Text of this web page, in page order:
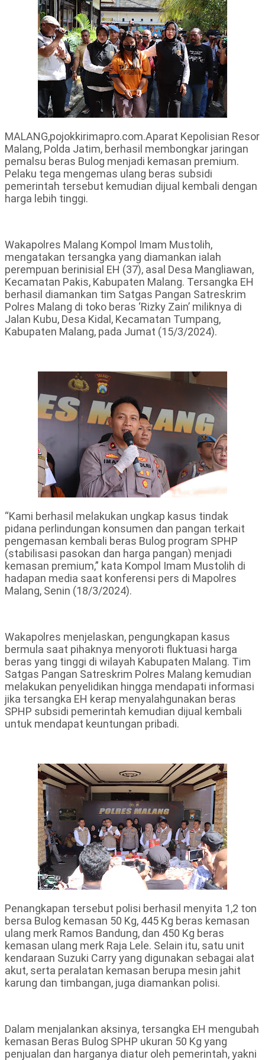
MALANG,pojokkirimapro.com.Aparat Kepolisian Resor
Malang, Polda Jatim, berhasil membongkar jaringan
pemalsu beras Bulog menjadi kemasan premium.
Pelaku tega mengemas ulang beras subsidi
pemerintah tersebut kemudian dijual kembali dengan
harga lebih tinggi.
Wakapolres Malang Kompol Imam Mustolih,
mengatakan tersangka yang diamankan ialah
perempuan berinisial EH (37), asal Desa Mangliawan,
Kecamatan Pakis, Kabupaten Malang. Tersangka EH
berhasil diamankan tim Satgas Pangan Satreskrim
Polres Malang di toko beras ‘Rizky Zain’ miliknya di
Jalan Kubu, Desa Kidal, Kecamatan Tumpang,
Kabupaten Malang, pada Jumat (15/3/2024).
“Kami berhasil melakukan ungkap kasus tindak
pidana perlindungan konsumen dan pangan terkait
pengemasan kembali beras Bulog program SPHP
(stabilisasi pasokan dan harga pangan) menjadi
kemasan premium,” kata Kompol Imam Mustolih di
hadapan media saat konferensi pers di Mapolres
Malang, Senin (18/3/2024).
Wakapolres menjelaskan, pengungkapan kasus
bermula saat pihaknya menyoroti fluktuasi harga
beras yang tinggi di wilayah Kabupaten Malang. Tim
Satgas Pangan Satreskrim Polres Malang kemudian
melakukan penyelidikan hingga mendapati informasi
jika tersangka EH kerap menyalahgunakan beras
SPHP subsidi pemerintah kemudian dijual kembali
untuk mendapat keuntungan pribadi.
Penangkapan tersebut polisi berhasil menyita 1,2 ton
bersa Bulog kemasan 50 Kg, 445 Kg beras kemasan
ulang merk Ramos Bandung, dan 450 Kg beras
kemasan ulang merk Raja Lele. Selain itu, satu unit
kendaraan Suzuki Carry yang digunakan sebagai alat
akut, serta peralatan kemasan berupa mesin jahit
karung dan timbangan, juga diamankan polisi.
Dalam menjalankan aksinya, tersangka EH mengubah
kemasan Beras Bulog SPHP ukuran 50 Kg yang
penjualan dan harganya diatur oleh pemerintah, yakni